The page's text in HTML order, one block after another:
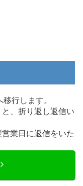
行します。
、折り返し返信い
業日に返信をいた